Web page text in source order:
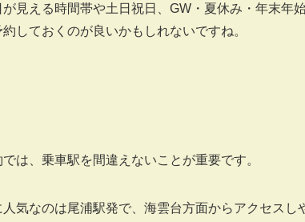
見える時間帯や土日祝日、GW・夏休み・年末年
しておくのが良いかもしれないですね。
は、乗車駅を間違えないことが重要です。
気なのは尾浦駅発で、海雲台方面からアクセスし